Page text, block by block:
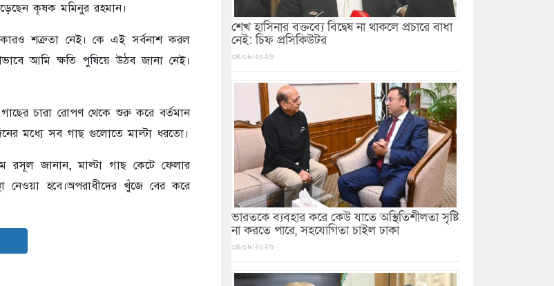
কৃষক মমিনুর রহমান।
কারও শত্রুতা নেই। কে এই সর্বনাশ করল
আমি ক্ষতি পুষিয়ে উঠব জানা নেই।
চারা রোপণ থেকে শুরু করে বর্তমান
মধ্যে সব গাছ গুলোতে মাল্টা ধরতো।
রসূল জানান, মাল্টা গাছ কেটে ফেলার
নেওয়া হবে।অপরাধীদের খুঁজে বের করে
শেখ হাসিনার বক্তব্যে বিদ্বেষ না থাকলে প্রচারে বাধা
নেই: চিফ প্রসিকিউটর
০৪/০৮/২০২৬
ভারতকে ব্যবহার করে কেউ যাতে অস্থিতিশীলতা সৃষ্টি
না করতে পারে, সহযোগিতা চাইল ঢাকা
০৪/০৮/২০২৬